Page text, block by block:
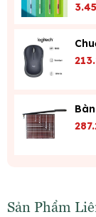
Sản Phẩm